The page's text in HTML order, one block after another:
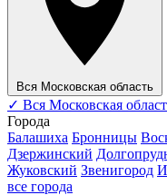
Вся Московская область
✓ Вся Московская
Города
Балашиха Бронницы
Дзержинский
Жуковский Звенигород
все города